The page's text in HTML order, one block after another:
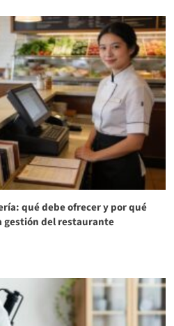
qué debe ofrecer y por qué
gestión del restaurante